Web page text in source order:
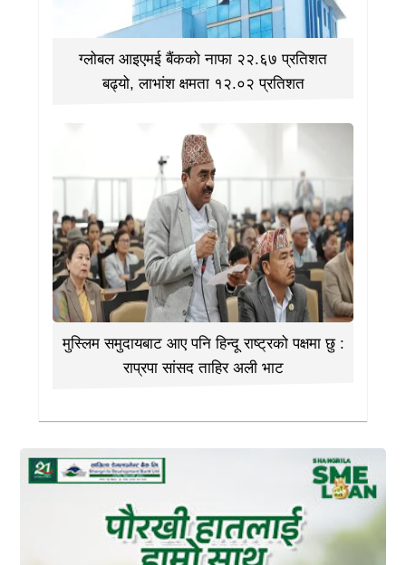
ग्लोबल आइएमई बैंकको नाफा २२.६७ प्रतिशत
बढ्यो, लाभांश क्षमता १२.०२ प्रतिशत
मुस्लिम समुदायबाट आए पनि हिन्दू राष्ट्रको पक्षमा छु :
राप्रपा सांसद ताहिर अली भाट